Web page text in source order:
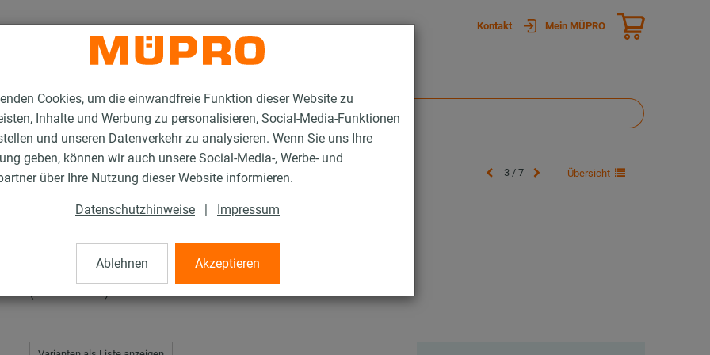
Cookies, um die einwandfreie Funktion dieser Website zu
Inhalte und Werbung zu personalisieren, Social-Media-Funktionen
und unseren Datenverkehr zu analysieren. Wenn Sie uns Ihre
geben, können wir auch unsere Social-Media-, Werbe- und
über Ihre Nutzung dieser Website informieren.
Datenschutzhinweise | Impressum
Ablehnen Akzeptieren
Kontakt Mein MÜPRO
Rohrschellen Schraubrohrschellen 3 / 7 Übersicht
mm (148-153 mm)